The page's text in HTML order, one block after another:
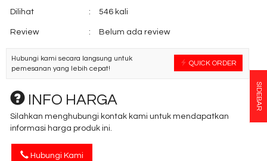
Dilihat : 546 kali
Review : Belum ada review
QUICK ORDER
Hubungi kami secara langsung untuk
pemesanan yang lebih cepat!
INFO HARGA
Silahkan menghubungi kontak kami untuk mendapatkan
informasi harga produk ini.
Hubungi Kami
SIDEBAR